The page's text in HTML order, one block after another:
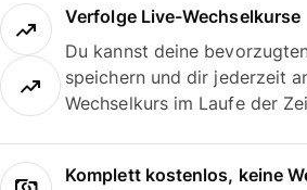
Verfolge Live-Wechselkurse
Du kannst deine
speichern und dir jederzeit
Wechselkurs im Laufe der
Komplett kostenlos, keine